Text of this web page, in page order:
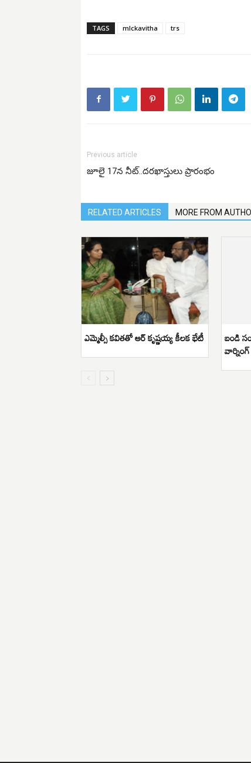
TAGS mlckavitha trs
Previous article
జూలై 17న నీట్..దరఖాస్తులు ప్రారంభం
RELATED ARTICLES MORE FROM
ఎమ్మెల్సీ కవితతో ఆర్ కృష్ణయ్య కీలక భేటీ బండి
వార్నింగ్